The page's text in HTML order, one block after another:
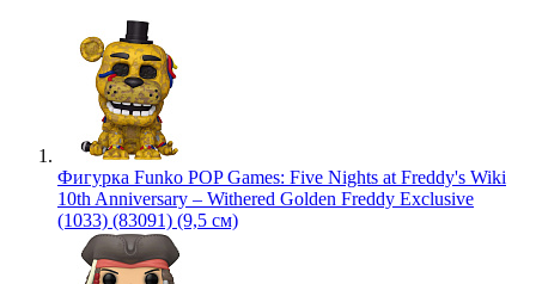
Фигурка Funko POP Games: Five Nights at Freddy's Wiki
10th Anniversary – Withered Golden Freddy Exclusive
(1033) (83091) (9,5 см)